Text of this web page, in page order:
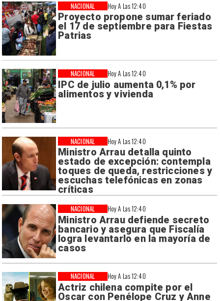
Hoy A Las 12:40
Proyecto propone sumar feriado
el 17 de septiembre para Fiestas
Patrias
NACIONAL
Hoy A Las 12:40
IPC de julio aumenta 0,1% por
alimentos y vivienda
NACIONAL
Hoy A Las 12:40
Ministro Arrau detalla quinto
estado de excepción: contempla
toques de queda, restricciones y
escuchas telefónicas en zonas
críticas
NACIONAL
Hoy A Las 12:40
Ministro Arrau defiende secreto
bancario y asegura que Fiscalía
logra levantarlo en la mayoría de
casos
NACIONAL
Hoy A Las 12:40
Actriz chilena compite por el
Oscar con Penélope Cruz y Anne
NACIONAL